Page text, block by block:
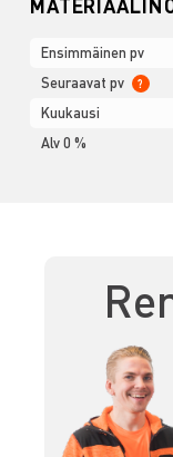
Ensimmäinen pv
Seuraavat pv ?
Kuukausi
Alv 0 %